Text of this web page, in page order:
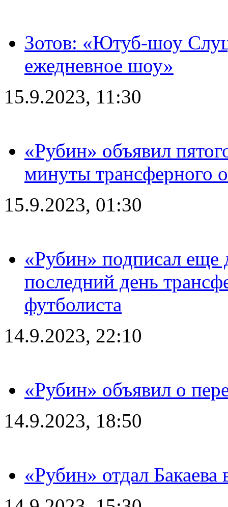
Зотов: «Ютуб-шоу
ежедневное шоу»
15.9.2023, 11:30
«Рубин» объявил
минуты трансферного
15.9.2023, 01:30
«Рубин» подписал еще
последний день
футболиста
14.9.2023, 22:10
«Рубин» объявил о
14.9.2023, 18:50
«Рубин» отдал